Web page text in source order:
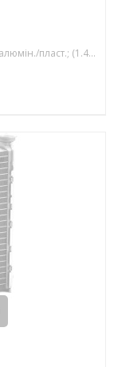
Примітка: з/без конд.; акпп/мкпп; 650x435x22; алюмін./пласт.; (1.4 tsi/2.0 tdi/1.4 tfsi/1.5 tfsi/1.5 tsi/85 kw/1.6 tdi/1.2 tsi); паяний